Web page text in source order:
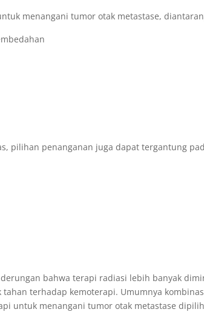
menangani tumor otak metastase,
pilihan penanganan juga dapat tergantung
bahwa terapi radiasi lebih banyak
terhadap kemoterapi. Umumnya
untuk menangani tumor otak metastase